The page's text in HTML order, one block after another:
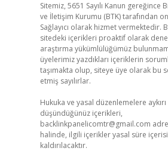
Sitemiz, 5651 Sayılı Kanun gereğince
ve İletişim Kurumu (BTK) tarafından
Sağlayıcı olarak hizmet vermektedir.
sitedeki içerikleri proaktif olarak
araştırma yükümlülüğümüz
üyelerimiz yazdıkları içeriklerin
taşımakta olup, siteye üye olarak bu
etmiş sayılırlar.
Hukuka ve yasal düzenlemelere
düşündüğünüz içerikleri,
backlinkpanelicomtr@gmail.com
halinde, ilgili içerikler yasal süre
kaldırılacaktır.